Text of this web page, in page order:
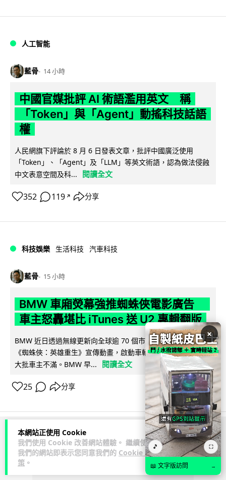
本網站正使用 Cookie
我們使用 Cookie 改善網站體驗。 繼續使用
我們的網站即表示您同意我們的 Cookie 政
策 。
人工智能
藍骨 14 小時
中國官媒批評 AI 術語濫用英文 稱
「Token」與「Agent」動搖科技話語
權
人民網旗下評論於 8 月 6 日發表文章，批評中國廣泛使用
「Token」、「Agent」及「LLM」等英文術語，認為做法侵蝕
中文表意空間及科...
閱讀全文
352 119 ↗ 分享
科技娛樂 生活科技 汽車科技
藍骨 15 小時
BMW 車廂熒幕強推蜘蛛俠電影廣告
車主怒轟堪比 iTunes 送 U2 專輯翻版
BMW 近日透過無線更新向全球逾 70 個市場車輛中控熒幕推送
《蜘蛛俠：英雄重生》宣傳動畫，啟動車輛即彈出通知，觸發
大批車主不滿。BMW 早...
閱讀全文
25 分享
ADVERTISEMENT
×
🎵 ⛶
📖 文字版訪問 →